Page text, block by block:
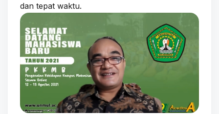
dan tepat waktu.